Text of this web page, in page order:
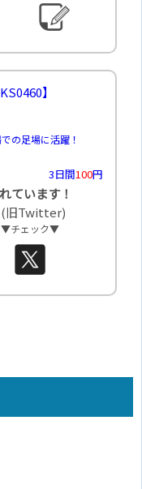
KS0460】
の足場に活躍！
3日間100円
ています！
旧Twitter)
▼チェック▼